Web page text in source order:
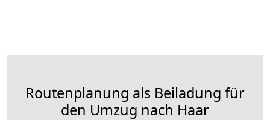
Routenplanung als Beiladung für
den Umzug nach Haar